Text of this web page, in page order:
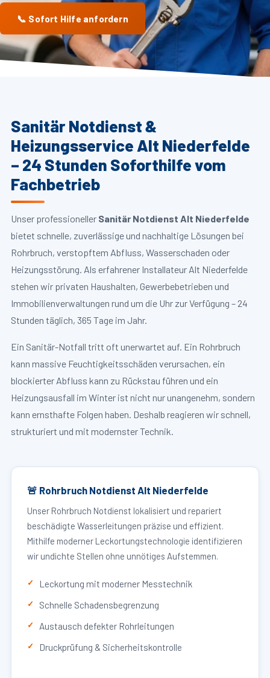
📞 Sofort Hilfe anfordern
Sanitär Notdienst &
Heizungsservice Alt Niederfelde
– 24 Stunden Soforthilfe vom
Fachbetrieb
Unser professioneller Sanitär Notdienst Alt Niederfelde
bietet schnelle, zuverlässige und nachhaltige Lösungen bei
Rohrbruch, verstopftem Abfluss, Wasserschaden oder
Heizungsstörung. Als erfahrener Installateur Alt Niederfelde
stehen wir privaten Haushalten, Gewerbebetrieben und
Immobilienverwaltungen rund um die Uhr zur Verfügung – 24
Stunden täglich, 365 Tage im Jahr.
Ein Sanitär-Notfall tritt oft unerwartet auf. Ein Rohrbruch
kann massive Feuchtigkeitsschäden verursachen, ein
blockierter Abfluss kann zu Rückstau führen und ein
Heizungsausfall im Winter ist nicht nur unangenehm, sondern
kann ernsthafte Folgen haben. Deshalb reagieren wir schnell,
strukturiert und mit modernster Technik.
🚨 Rohrbruch Notdienst Alt Niederfelde
Unser Rohrbruch Notdienst lokalisiert und repariert
beschädigte Wasserleitungen präzise und effizient.
Mithilfe moderner Leckortungstechnologie identifizieren
wir undichte Stellen ohne unnötiges Aufstemmen.
Leckortung mit moderner Messtechnik
Schnelle Schadensbegrenzung
Austausch defekter Rohrleitungen
Druckprüfung & Sicherheitskontrolle